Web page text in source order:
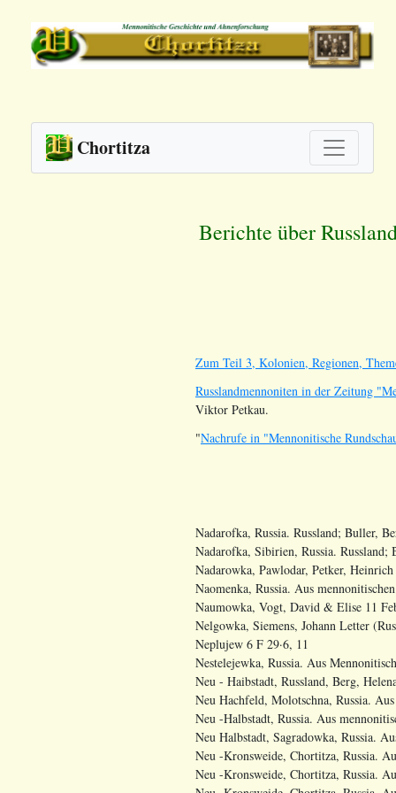
Chortitza
Berichte über
Zum Teil 3, Kolonien, Regionen,
Russlandmennoniten in der Zeitung
Viktor Petkau.
"Nachrufe in "Mennonitische
Nadarofka, Russia. Russland; Buller,
Nadarofka, Sibirien, Russia.
Nadarowka, Pawlodar, Petker,
Naomenka, Russia. Aus
Naumowka, Vogt, David & Elise 11
Nelgowka, Siemens, Johann Letter
Neplujew 6 F 29·6, 11
Nestelejewka, Russia. Aus
Neu - Haibstadt, Russland, Berg,
Neu Hachfeld, Molotschna, Russia.
Neu -Halbstadt, Russia. Aus
Neu Halbstadt, Sagradowka, Russia.
Neu -Kronsweide, Chortitza, Russia.
Neu -Kronsweide, Chortitza, Russia.